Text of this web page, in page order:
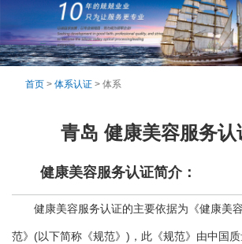
首页 > 体系认证 > 体系
青岛 健康美容服务认
健康美容服务认证简介：
健康美容服务认证的主要依据为《健康美
范》(以下简称《规范》)，此《规范》由中国